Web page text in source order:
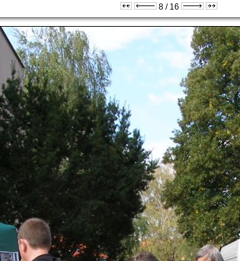
8 / 16